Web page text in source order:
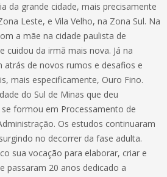
da grande cidade, mais precisamente
Leste, e Vila Velho, na Zona Sul. Na
a mãe na cidade paulista de
cuidou da irmã mais nova. Já na
atrás de novos rumos e desafios e
mais especificamente, Ouro Fino.
do Sul de Minas que deu
formou em Processamento de
Os estudos continuaram
no decorrer da fase adulta.
sua vocação para elaborar, criar e
passaram 20 anos dedicado a